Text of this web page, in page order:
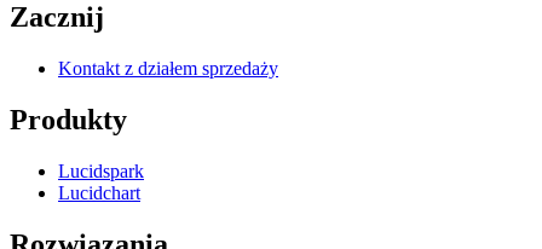
Zacznij
Kontakt z działem sprzedaży
Produkty
Lucidspark
Lucidchart